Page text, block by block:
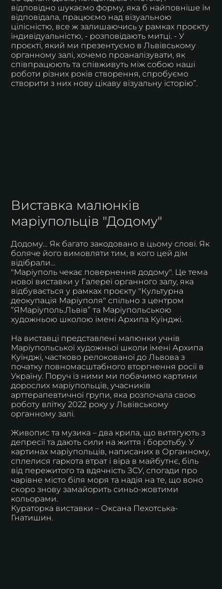
відповідно шукаємо форму, яка б найповніше їм
відповідала, працюємо над візуальною
цілісністю, все ж залишаючись у рамках проєкту
індивідуальністю, - розповідають митці. - У
проєкті, який ми презентуємо в Львівському
органному залі, хочемо проаналізувати, як
співпрацюють та співживуть між собою наші
роботи різних років створення, спробуємо
створити з них нову цікаву візуальну історію”.
Виставка малюнків
маріупольців "Додому"
Додому… Як багато закодовано в цьому слові. Як
боляче його вимовляти тим, в кого цей дім
відібрали…
"Маріуполь чекає повернення додому". Це тема
нової виставки у Галереї органного залу, яка
відбувається у рамках проєкту "Культурна
деокупація Маріуполя" спільно з центром
“ЯМаріуполь.Львів” та Маріупольською
художньою школою імені Архипа Куїнджі.
На виставці представлені малюнки учнів
Маріупольської художньої школи імені Архипа
Куїнджі, частково релокованої до Львова з
початку повномасштабного вторгнення росії в
Україну. Поруч із ними ми побачимо картини
дорослих маріупольців, учасників
арттерапевтичної групи, яка розпочала свою
роботу влітку 2022 року у Львівському
органному залі.
Живопис та музика – два крила, що витягують з
депресії та дають сили на життя і боротьбу. У
картинах маріупольців, написаних в Органному,
сплелися гаркота втрат і віра в майбутнє, біль
від пережитого та вдячність ЗСУ, спогади про
чарівне місто біля моря та надія на те, що воно
скоро знову замайорить синьо-жовтими
кольорами.
Кураторка виставки – Оксана Пехотська-
Гнатишин.